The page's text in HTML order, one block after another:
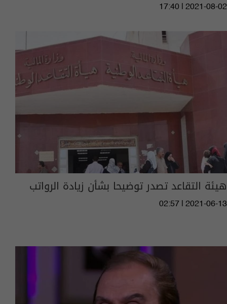
17:40 | 2021-08-02
هيئة التقاعد تصدر توضيحا بشأن زيادة الرواتب
02:57 | 2021-06-13